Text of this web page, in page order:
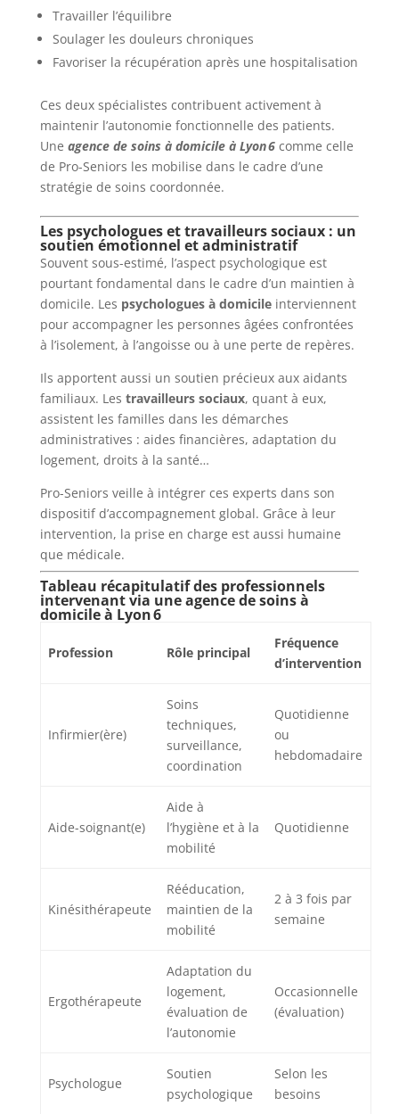
Travailler l’équilibre
Soulager les douleurs chroniques
Favoriser la récupération après une hospitalisation
Ces deux spécialistes contribuent activement à
maintenir l’autonomie fonctionnelle des patients.
Une agence de soins à domicile à Lyon 6comme celle
de Pro-Seniors les mobilise dans le cadre d’une
stratégie de soins coordonnée.
Les psychologues et travailleurs sociaux : un
soutien émotionnel et administratif
Souvent sous-estimé, l’aspect psychologique est
pourtant fondamental dans le cadre d’un maintien à
domicile. Les psychologues à domicileinterviennent
pour accompagner les personnes âgées confrontées
à l’isolement, à l’angoisse ou à une perte de repères.
Ils apportent aussi un soutien précieux aux aidants
familiaux. Les travailleurs sociaux, quant à eux,
assistent les familles dans les démarches
administratives : aides financières, adaptation du
logement, droits à la santé…
Pro-Seniors veille à intégrer ces experts dans son
dispositif d’accompagnement global. Grâce à leur
intervention, la prise en charge est aussi humaine
que médicale.
Tableau récapitulatif des professionnels
intervenant via une agence de soins à
domicile à Lyon 6
Profession Rôle principal
Fréquence
d’intervention
Infirmier(ère)
Soins
techniques,
surveillance,
coordination
Quotidienne
ou
hebdomadaire
Aide-soignant(e)
Aide à
l’hygiène et à la
mobilité
Quotidienne
Kinésithérapeute
Rééducation,
maintien de la
mobilité
2 à 3 fois par
semaine
Ergothérapeute
Adaptation du
logement,
évaluation de
l’autonomie
Occasionnelle
(évaluation)
Psychologue
Soutien
psychologique
Selon les
besoins